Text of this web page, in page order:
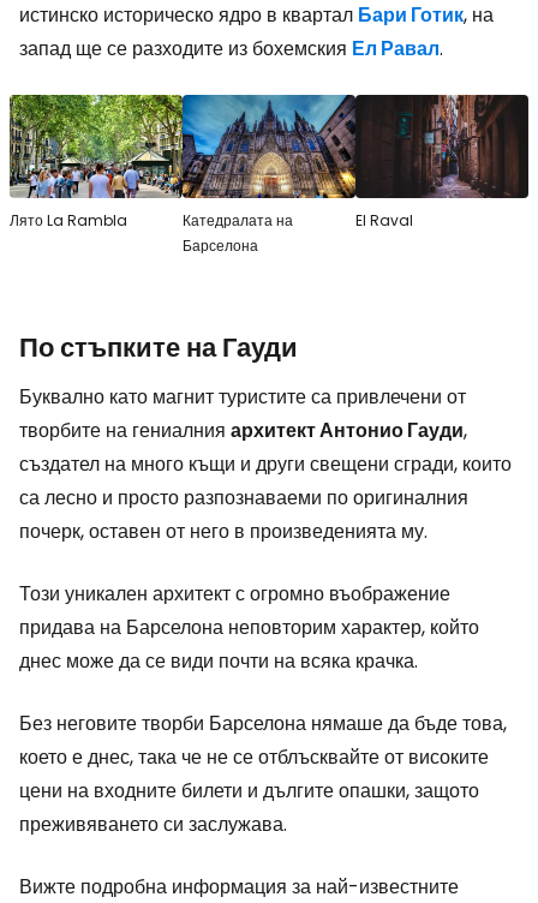
истинско историческо ядро в квартал Бари Готик, на
запад ще се разходите из бохемския Ел Равал.
Лято La Rambla
Катедралата на
Барселона
El Raval
По стъпките на Гауди
Буквално като магнит туристите са привлечени от
творбите на гениалния архитект Антонио Гауди,
създател на много къщи и други свещени сгради, които
са лесно и просто разпознаваеми по оригиналния
почерк, оставен от него в произведенията му.
Този уникален архитект с огромно въображение
придава на Барселона неповторим характер, който
днес може да се види почти на всяка крачка.
Без неговите творби Барселона нямаше да бъде това,
което е днес, така че не се отблъсквайте от високите
цени на входните билети и дългите опашки, защото
преживяването си заслужава.
Вижте подробна информация за най-известните